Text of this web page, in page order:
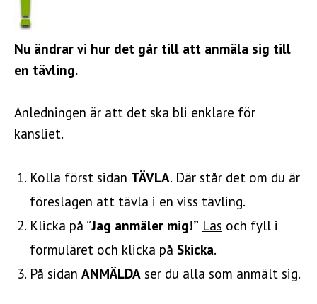
Nu ändrar vi hur det går till att anmäla sig till
en tävling.
Anledningen är att det ska bli enklare för
kansliet.
Kolla först sidan TÄVLA. Där står det om du är
föreslagen att tävla i en viss tävling.
Klicka på ”Jag anmäler mig!” Läs och fyll i
formuläret och klicka på Skicka.
På sidan ANMÄLDA ser du alla som anmält sig.